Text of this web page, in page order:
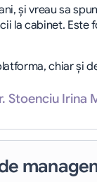
și vreau sa
la cabinet.
chiar și
Stoenciu Irina